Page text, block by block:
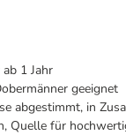
1 Jahr
geeignet
abgestimmt, in
Quelle für